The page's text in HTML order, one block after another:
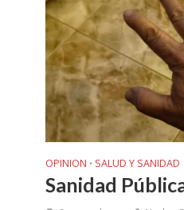
OPINION • SALUD Y SANIDAD
Sanidad